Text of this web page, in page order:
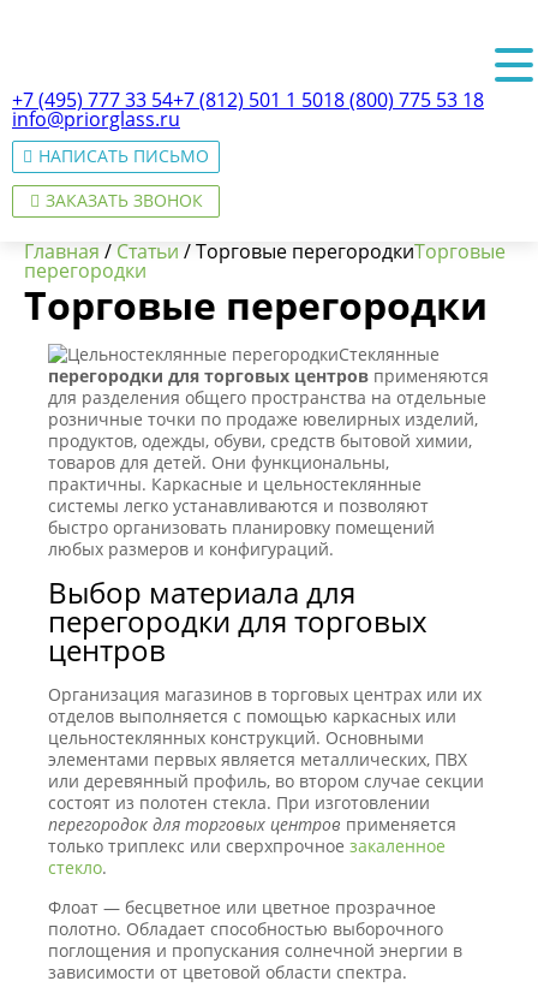
+7 (495) 777 33 54+7 (812) 501 1 5018 (800) 775 53 18
info@priorglass.ru
НАПИСАТЬ ПИСЬМО
ЗАКАЗАТЬ ЗВОНОК
О нас
Главная / Статьи /Торговые перегородкиТорговые
перегородки
Торговые перегородки
Стеклянные
перегородки для торговых центров применяются
для разделения общего пространства на отдельные
розничные точки по продаже ювелирных изделий,
продуктов, одежды, обуви, средств бытовой химии,
товаров для детей. Они функциональны,
практичны. Каркасные и цельностеклянные
системы легко устанавливаются и позволяют
быстро организовать планировку помещений
любых размеров и конфигураций.
Выбор материала для
перегородки для торговых
центров
Организация магазинов в торговых центрах или их
отделов выполняется с помощью каркасных или
цельностеклянных конструкций. Основными
элементами первых является металлических, ПВХ
или деревянный профиль, во втором случае секции
состоят из полотен стекла. При изготовлении
перегородок для торговых центров применяется
только триплекс или сверхпрочное закаленное
стекло.
Флоат — бесцветное или цветное прозрачное
полотно. Обладает способностью выборочного
поглощения и пропускания солнечной энергии в
зависимости от цветовой области спектра.